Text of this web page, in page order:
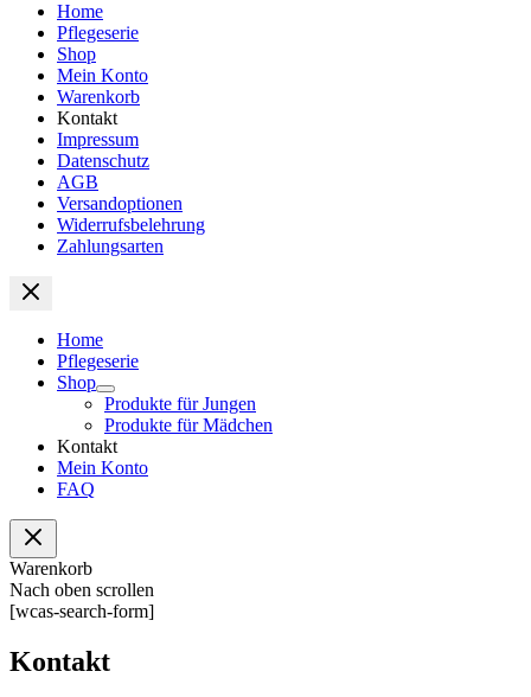
Home
Pflegeserie
Shop
Mein Konto
Warenkorb
Kontakt
Impressum
Datenschutz
AGB
Versandoptionen
Widerrufsbelehrung
Zahlungsarten
Home
Pflegeserie
Shop
Produkte für Jungen
Produkte für Mädchen
Kontakt
Mein Konto
FAQ
Warenkorb
Nach oben scrollen
[wcas-search-form]
Kontakt